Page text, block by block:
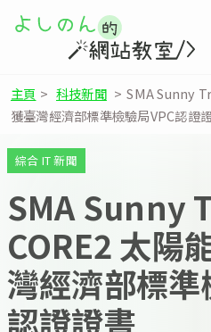
主頁 > 科技新聞 > SMA Sunny
獲臺灣經濟部標準檢驗局VPC認證
綜合 IT 新聞
SMA Sunny
CORE2 太陽
灣經濟部標
認證證書